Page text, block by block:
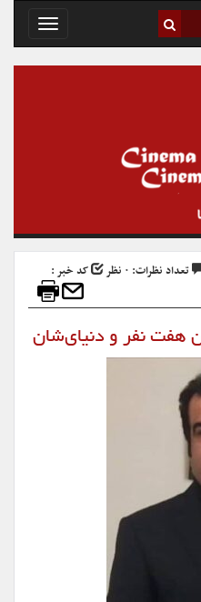
Toggle
تعداد نظرات: ۰ نظر
کد خبر :
هفت نفر و دنیای‌شان